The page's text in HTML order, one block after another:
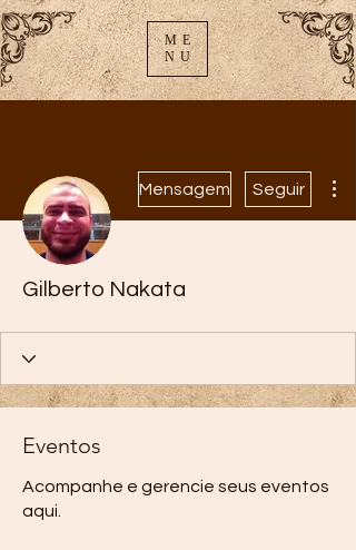
ME
NU
Mensagem Seguir
Gilberto Nakata
Eventos
Acompanhe e gerencie seus eventos
aqui.